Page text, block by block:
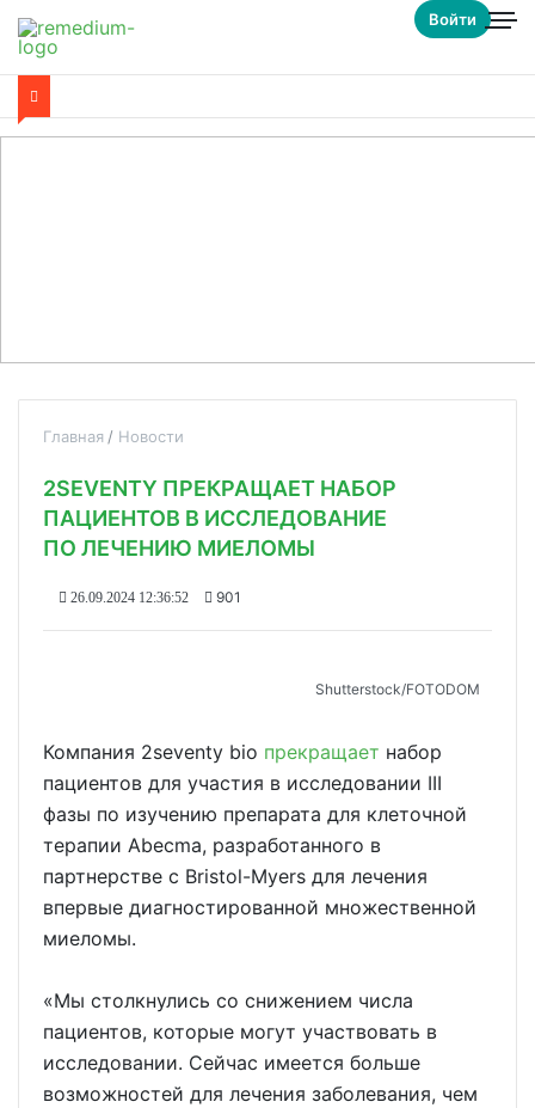
Войти
Главная Новости
2SEVENTY ПРЕКРАЩАЕТ НАБОР
ПАЦИЕНТОВ В ИССЛЕДОВАНИЕ
ПО ЛЕЧЕНИЮ МИЕЛОМЫ
26.09.2024 12:36:52 901
Shutterstoсk/FOTODOM
Компания 2seventy bio прекращает набор
пациентов для участия в исследовании III
фазы по изучению препарата для клеточной
терапии Abecma, разработанного в
партнерстве с Bristol-Myers для лечения
впервые диагностированной множественной
миеломы.
«Мы столкнулись со снижением числа
пациентов, которые могут участвовать в
исследовании. Сейчас имеется больше
возможностей для лечения заболевания, чем